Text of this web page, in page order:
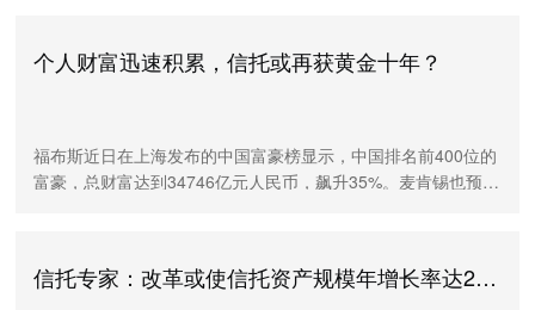
个人财富迅速积累，信托或再获黄金十年？
福布斯近日在上海发布的中国富豪榜显示，中国排名前400位的
富豪，总财富达到34746亿元人民币，飙升35%。麦肯锡也预
信托专家：改革或使信托资产规模年增长率达20%